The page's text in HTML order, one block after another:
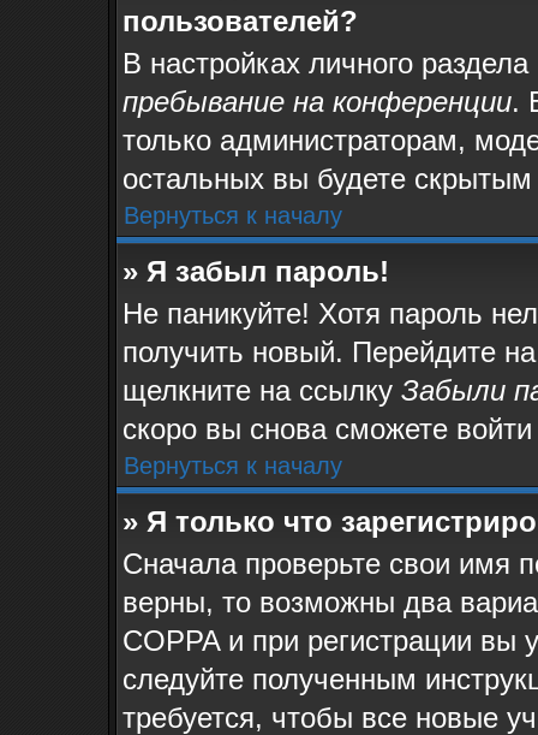
пользователей?
В настройках личного
пребывание на конференции.
только администраторам,
остальных вы будете
Вернуться к началу
» Я забыл пароль!
Не паникуйте! Хотя пароль
получить новый. Перейдите
щелкните на ссылку Забыли
скоро вы снова сможете
Вернуться к началу
» Я только что
Сначала проверьте свои имя
верны, то возможны два
COPPA и при регистрации вы
следуйте полученным
требуется, чтобы все новые